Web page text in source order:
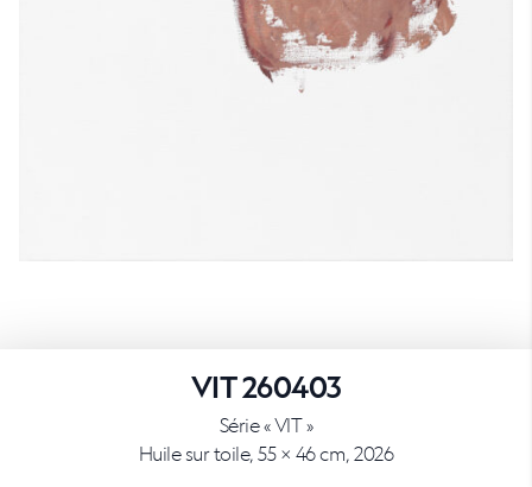
VIT 260403
Série « VIT »
Huile sur toile, 55 × 46 cm, 2026